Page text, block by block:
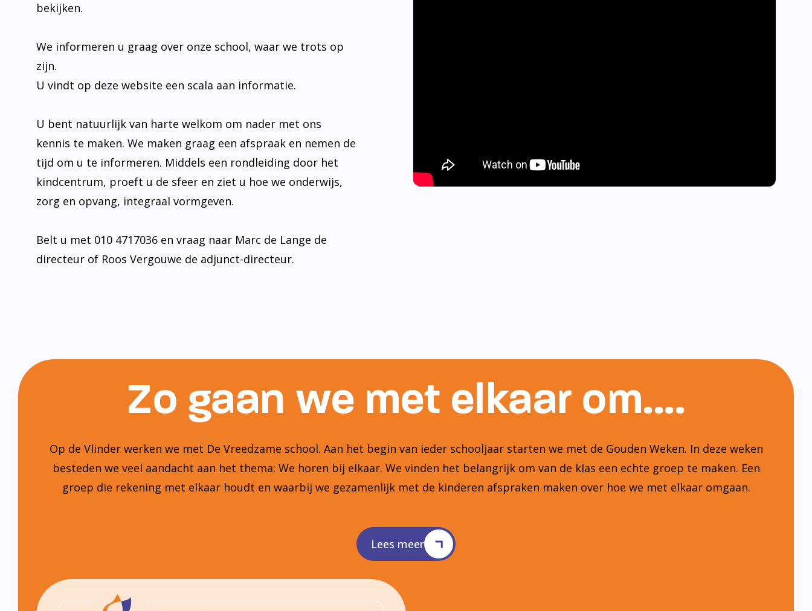
bekijken.
We informeren u graag over onze school, waar we trots op
zijn.
U vindt op deze website een scala aan informatie.
U bent natuurlijk van harte welkom om nader met ons
kennis te maken. We maken graag een afspraak en nemen de
tijd om u te informeren. Middels een rondleiding door het
kindcentrum, proeft u de sfeer en ziet u hoe we onderwijs,
zorg en opvang, integraal vormgeven.
Belt u met 010 4717036 en vraag naar Marc de Lange de
directeur of Roos Vergouwe de adjunct-directeur.
Zo gaan we met elkaar om....
Op de Vlinder werken we met De Vreedzame school. Aan het begin van ieder schooljaar starten we met de Gouden Weken. In deze weken
besteden we veel aandacht aan het thema: We horen bij elkaar. We vinden het belangrijk om van de klas een echte groep te maken. Een
groep die rekening met elkaar houdt en waarbij we gezamenlijk met de kinderen afspraken maken over hoe we met elkaar omgaan.
Lees meer